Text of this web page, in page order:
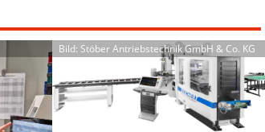
Bild: Stöber Antriebstechnik GmbH & Co. KG